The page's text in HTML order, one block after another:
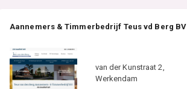
Aannemers & Timmerbedrijf Teus vd Berg BV
van der Kunstraat 2,
Werkendam